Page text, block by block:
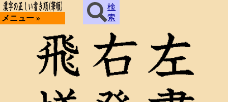
メニュー »
検
索